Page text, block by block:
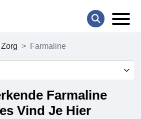
Farmaline
Farmaline
Vind Je Hier